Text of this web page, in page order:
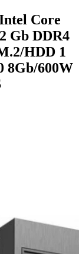
Core
Gb DDR4
HDD 1
8Gb/600W